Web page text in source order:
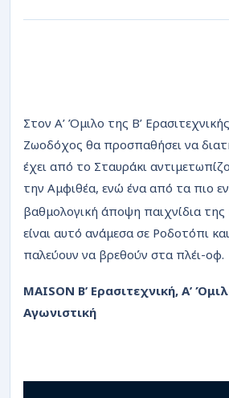
Στον Α’ Όμιλο της Β’
Ζωοδόχος θα προσπαθήσει να
έχει από το Σταυράκι
την Αμφιθέα, ενώ ένα από τα πιο
βαθμολογική άποψη παιχνίδια της
είναι αυτό ανάμεσα σε Ροδοτόπι
παλεύουν να βρεθούν στα πλέι-οφ.
MAISON Β’ Ερασιτεχνική, Α’
Αγωνιστική